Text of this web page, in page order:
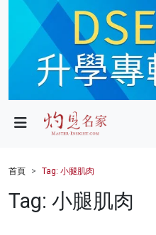
政局
財經
首頁 Tag: 小腿肌肉
Tag: 小腿肌肉